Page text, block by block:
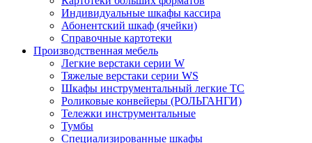
Индивидуальные шкафы кассира
Абонентский шкаф (ячейки)
Справочные картотеки
Производственная мебель
Легкие верстаки серии W
Тяжелые верстаки серии WS
Шкафы инструментальный легкие ТС
Роликовые конвейеры (РОЛЬГАНГИ)
Тележки инструментальные
Тумбы
Специализированные шкафы